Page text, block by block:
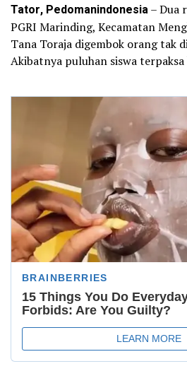
Tator, Pedomanindonesia– Dua
PGRI Marinding, Kecamatan
Tana Toraja digembok orang tak
Akibatnya puluhan siswa